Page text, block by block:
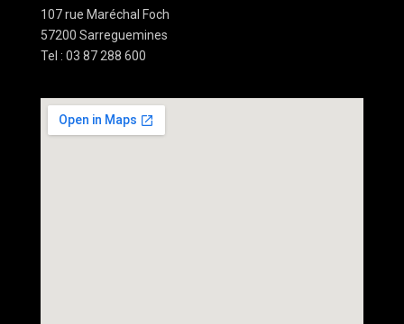
107 rue Maréchal Foch
57200 Sarreguemines
Tel : 03 87 288 600